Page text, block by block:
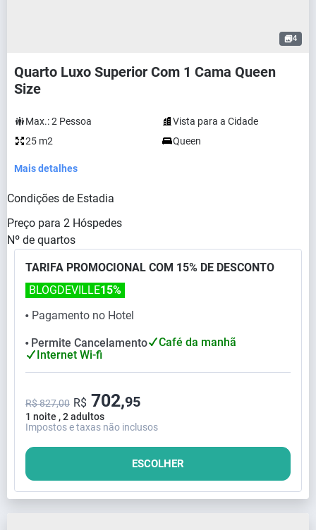
4
Quarto Luxo Superior Com 1 Cama Queen
Size
Max.:2 Pessoa
Vista para a Cidade
25 m2
Queen
Mais detalhes
Condições de Estadia
Preço para 2 Hóspedes
Nº de quartos
TARIFA PROMOCIONAL COM 15% DE DESCONTO
⬤ Pagamento no Hotel
BLOGDEVILLE15%
⬤ Permite Cancelamento
Café da manhã
Internet Wi-fi
1 noite , 2 adultos
R$ 827,00 R$ 702,95
Impostos e taxas não inclusos
ESCOLHER